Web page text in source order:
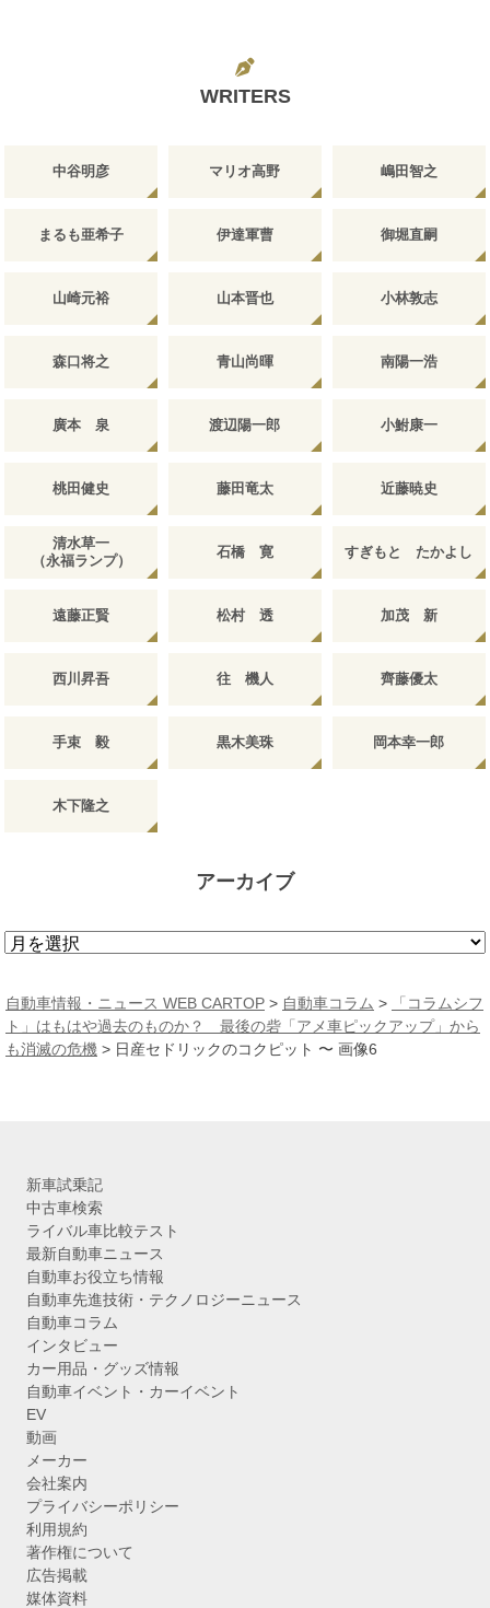
WRITERS
中谷明彦 マリオ高野 嶋田智之
まるも亜希子 伊達軍曹 御堀直嗣
山崎元裕 山本晋也 小林敦志
森口将之 青山尚暉 南陽一浩
廣本 泉 渡辺陽一郎 小鮒康一
桃田健史 藤田竜太 近藤暁史
清水草一
（永福ランプ）
石橋 寛 すぎもと たかよし
遠藤正賢 松村 透 加茂 新
西川昇吾 往 機人 齊藤優太
手束 毅 黒木美珠 岡本幸一郎
木下隆之
アーカイブ
ア
カ
イ
ブ
自動車情報・ニュース WEB CARTOP > 自動車コラム >
「コラムシフ
ト」はもはや過去のものか？ 最後の砦「アメ車ピックアップ」から
も消滅の危機 > 日産セドリックのコクピット 〜 画像6
新車試乗記
中古車検索
ライバル車比較テスト
最新自動車ニュース
自動車お役立ち情報
自動車先進技術・テクノロジーニュース
自動車コラム
インタビュー
カー用品・グッズ情報
自動車イベント・カーイベント
EV
動画
メーカー
会社案内
プライバシーポリシー
利用規約
著作権について
広告掲載
媒体資料